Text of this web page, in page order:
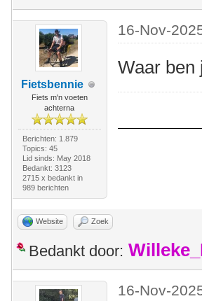
Fietsbennie
Fiets m'n voeten
achterna
Berichten: 1.879
Topics: 45
Lid sinds: May 2018
Bedankt: 3123
2715 x bedankt in
989 berichten
16-Nov-
Waar ben
Website Zoek
Bedankt door:
16-Nov-